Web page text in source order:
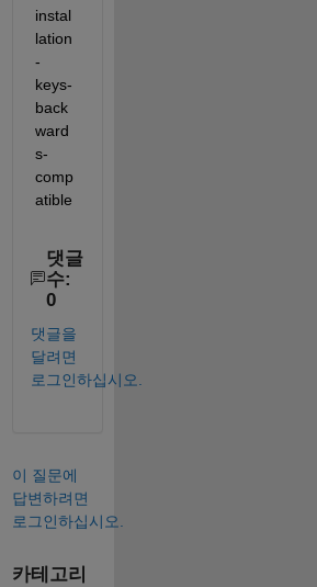
instal
lation
-
keys-
back
ward
s-
comp
atible
댓글
수:
0
댓글을
달려면
로그인하십시오.
이 질문에
답변하려면
로그인하십시오.
카테고리